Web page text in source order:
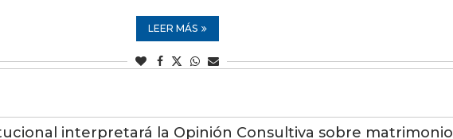
LEER MÁS
interpretará la Opinión Consultiva sobre matrimonio